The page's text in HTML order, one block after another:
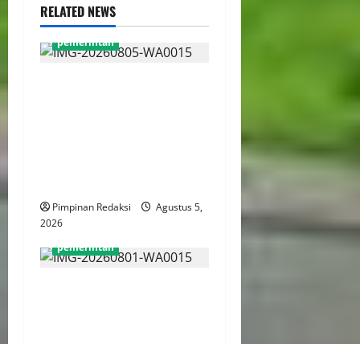
RELATED NEWS
pemerintah
Pimpinan Redaksi
Agustus 5,
2026
pemerintah